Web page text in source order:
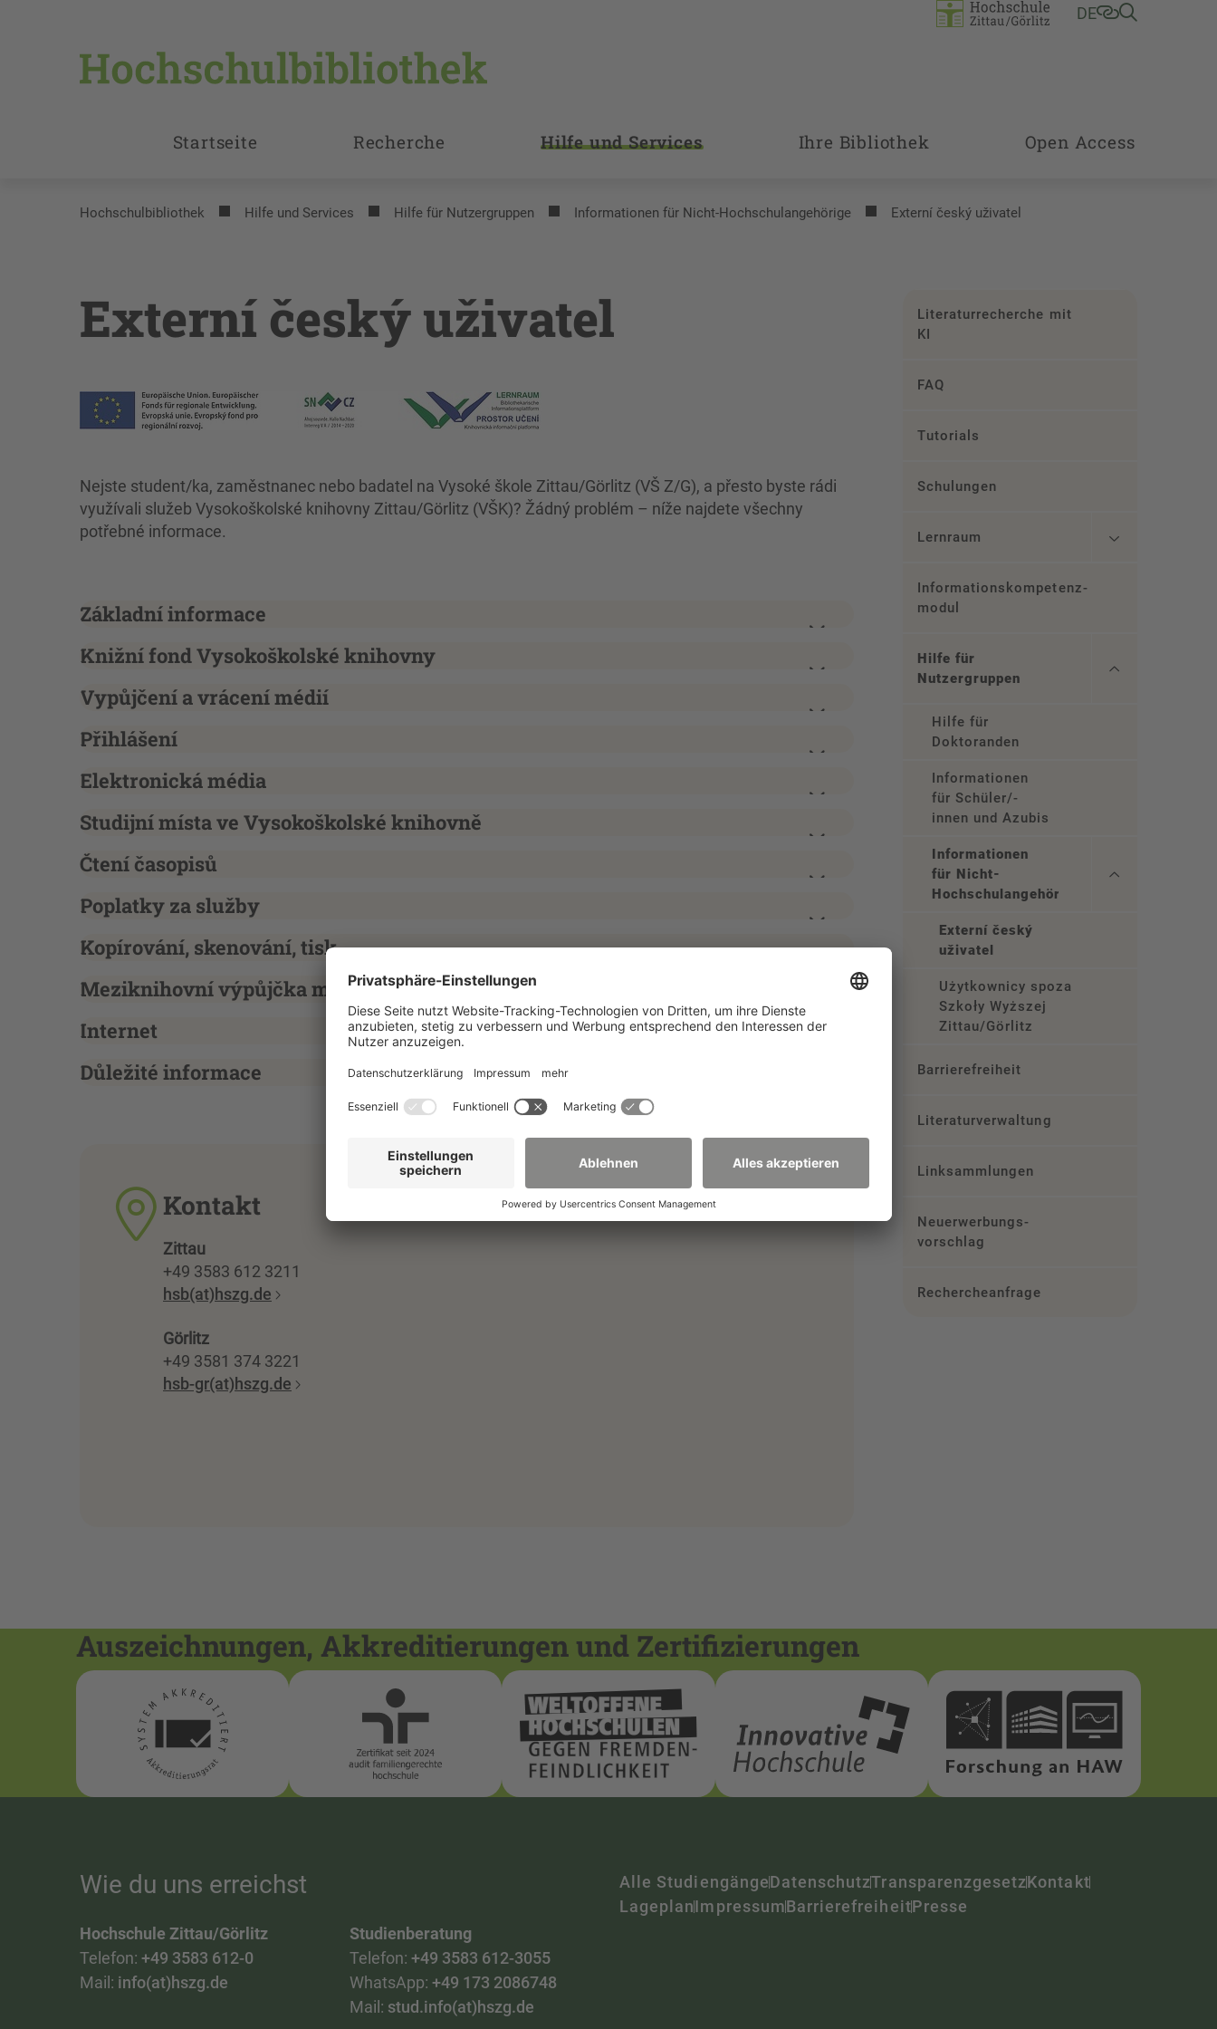
DE
Startseite Recherche Hilfe und Services Ihre Bibliothek Open Access
Hochschulbibliothek Hilfe und Services Hilfe für Nutzergruppen Informationen für Nicht-Hochschulangehörige Externí český uživatel
Externí český uživatel
Nejste student/ka, zaměstnanec nebo badatel na Vysoké škole Zittau/Görlitz (VŠ Z/G), a přesto byste rádi
využívali služeb Vysokoškolské knihovny Zittau/Görlitz (VŠK)? Žádný problém – níže najdete všechny
potřebné informace.
Základní informace
Knižní fond Vysokoškolské knihovny
Vypůjčení a vrácení médií
Přihlášení
Elektronická média
Studijní místa ve Vysokoškolské knihovně
Čtení časopisů
Poplatky za služby
Kopírování, skenování, tisk
Meziknihovní výpůjčka médií a časopisových článků
Internet
Důležité informace
Kontakt
Zittau
+49 3583 612 3211
hsb(at)hszg.de
Görlitz
+49 3581 374 3221
hsb-gr(at)hszg.de
Literaturrecherche mit
KI
FAQ
Tutorials
Schulungen
Lernraum
Informationskompetenz­
modul
Hilfe für
Nutzergruppen
Hilfe für
Doktoranden
Informationen
für Schüler/-
innen und Azubis
Informationen
für Nicht-
Hochschulangehörige
Externí český
uživatel
Użytkownicy spoza
Szkoły Wyższej
Zittau/Görlitz
Barrierefreiheit
Literaturverwaltung
Linksammlungen
Neuerwerbungs­
vorschlag
Rechercheanfrage
Auszeichnungen, Akkreditierungen und Zertifizierungen
Wie du uns erreichst
Hochschule Zittau/Görlitz
Telefon: +49 3583 612-0
Mail: info(at)hszg.de
Studienberatung
Telefon: +49 3583 612-3055
WhatsApp: +49 173 2086748
Mail: stud.info(at)hszg.de
Alle StudiengängeDatenschutzTransparenzgesetzKontakt
LageplanImpressumBarrierefreiheitPresse